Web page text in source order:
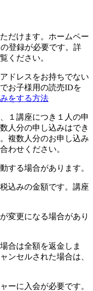
だけます。ホームペー
登録が必要です。詳
ください。
ドレスをお持ちでない
お子様用の読売IDを
をする方法
１講座につき１人の申
人分の申し込みはでき
複数人分のお申し込み
わせください。
する場合があります。
込みの金額です。講座
変更になる場合があり
合は全額を返金しま
ンセルされた場合は、
ーに入会が必要です。